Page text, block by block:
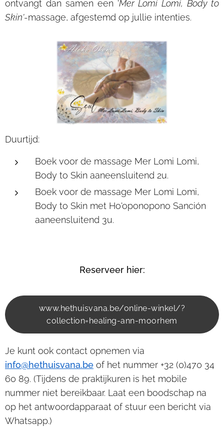
ontvangt dan samen een 'Mer Lomi Lomi, Body to
Skin'-massage, afgestemd op jullie intenties.
Duurtijd:
Boek voor de massage Mer Lomi Lomi,
Body to Skin aaneensluitend 2u.
Boek voor de massage Mer Lomi Lomi,
Body to Skin met Ho'oponopono Sanción
aaneensluitend 3u.
Reserveer hier:
www.hethuisvana.be/online-winkel/?
collection=healing-ann-moorhem
Je kunt ook contact opnemen via
info@hethuisvana.be of het nummer +32 (0)470 34
60 89. (Tijdens de praktijkuren is het mobile
nummer niet bereikbaar. Laat een boodschap na
op het antwoordapparaat of stuur een bericht via
Whatsapp.)